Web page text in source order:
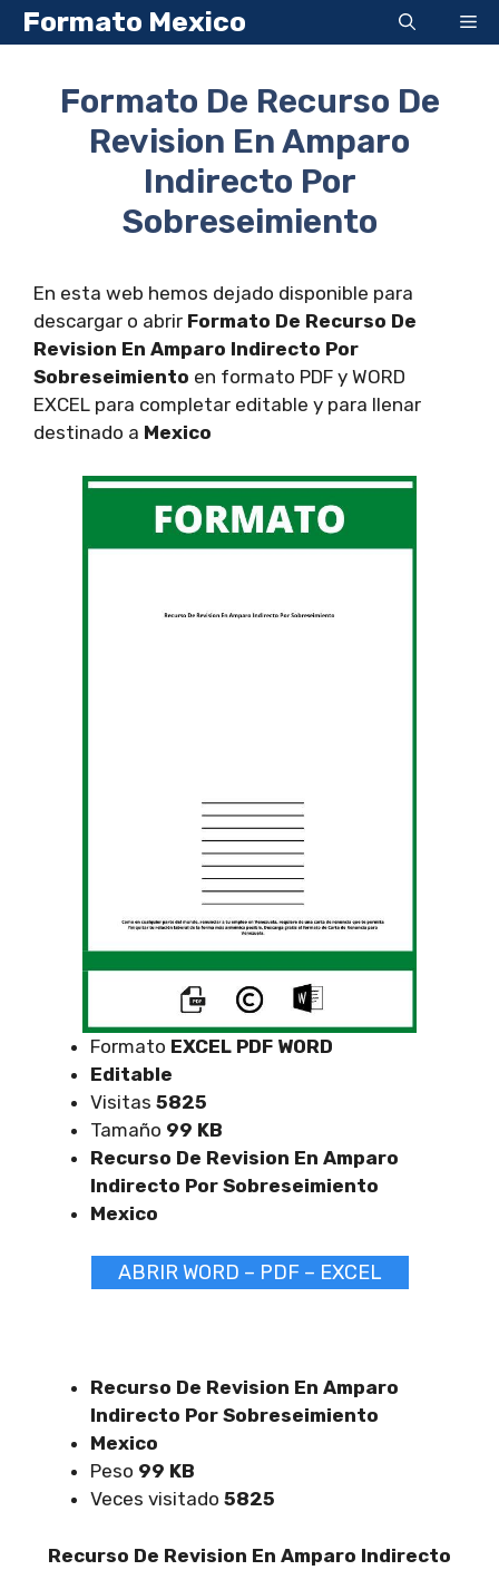
Saltar
al
Formato Mexico
Formato De Recurso De
Revision En Amparo
Indirecto Por
Sobreseimiento
En esta web hemos dejado disponible para
descargar o abrir Formato De Recurso De
Revision En Amparo Indirecto Por
Sobreseimiento en formato PDF y WORD
EXCEL para completar editable y para llenar
destinado a Mexico
Formato EXCEL PDF WORD
Editable
Visitas 5825
Tamaño 99 KB
Recurso De Revision En Amparo
Indirecto Por Sobreseimiento
Mexico
ABRIR WORD – PDF – EXCEL
Recurso De Revision En Amparo
Indirecto Por Sobreseimiento
Mexico
Peso 99 KB
Veces visitado 5825
Recurso De Revision En Amparo Indirecto